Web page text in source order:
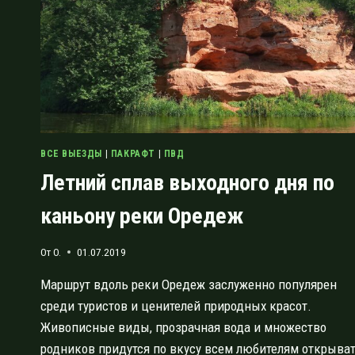
ВСЕ ВЫЕЗДЫ ПАКРАФТ ПВД
Летний сплав выходного дня по
каньону реки Оредеж
ОтO. 01.07.2019
Маршрут вдоль реки Оредеж заслуженно популярен
среди туристов и ценителей природных красот.
Живописные виды, прозрачная вода и множество
родников придутся по вкусу всем любителям